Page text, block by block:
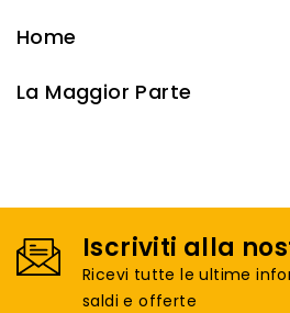
Home
La Maggior Parte
Iscriviti alla
Ricevi tutte le ultime
saldi e offerte